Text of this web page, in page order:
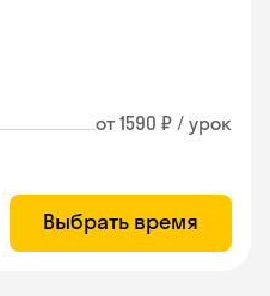
от 1590 ₽ / урок
Выбрать время